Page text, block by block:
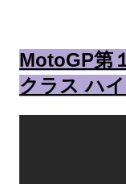
MotoGP第
クラス ハ